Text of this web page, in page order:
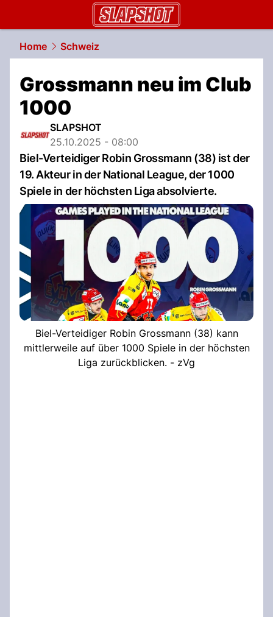
Home Schweiz
Grossmann neu im Club
1000
SLAPSHOT
25.10.2025 - 08:00
Biel-Verteidiger Robin Grossmann (38) ist der
19. Akteur in der National League, der 1000
Spiele in der höchsten Liga absolvierte.
Biel-Verteidiger Robin Grossmann (38) kann
mittlerweile auf über 1000 Spiele in der höchsten
Liga zurückblicken. - zVg